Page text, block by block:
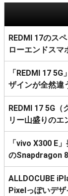
REDMI 17のス
ローエンドスマ
「REDMI 17
ザインが全然違
REDMI 17 5G
リー山盛りのエ
「vivo X300 E
のSnapdragon
ALLDOCUBE
Pixelっぽいデ